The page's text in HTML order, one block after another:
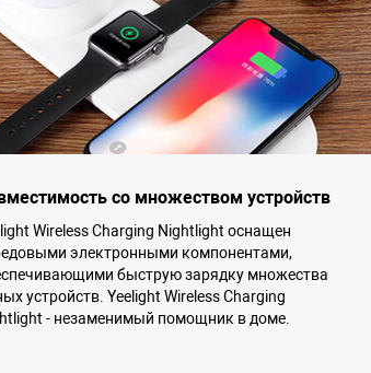
со множеством устройств
Wireless Charging Nightlight оснащен
электронными компонентами,
быструю зарядку множества
устройств. Yeelight Wireless Charging
- незаменимый помощник в доме.